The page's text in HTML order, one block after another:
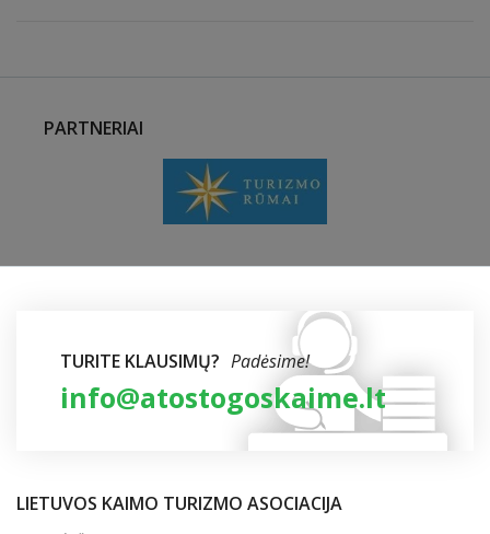
PARTNERIAI
TURITE KLAUSIMŲ? Padėsime!
info@atostogoskaime.lt
LIETUVOS KAIMO TURIZMO ASOCIACIJA